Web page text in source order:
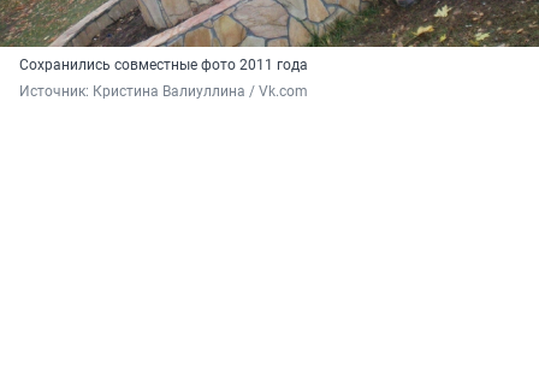
Сохранились совместные фото 2011 года
Источник: Кристина Валиуллина / Vk.com